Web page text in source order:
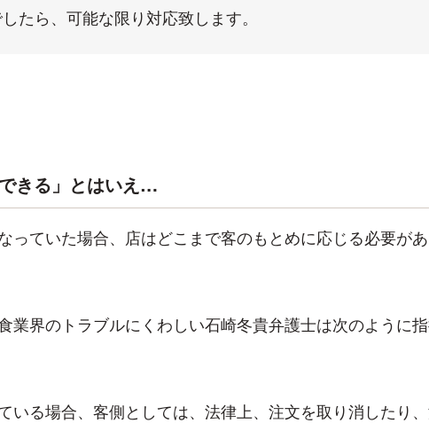
たら、可能な限り対応致します。
きる」とはいえ…
っていた場合、店はどこまで客のもとめに応じる必要が
業界のトラブルにくわしい石崎冬貴弁護士は次のように
いる場合、客側としては、法律上、注文を取り消したり